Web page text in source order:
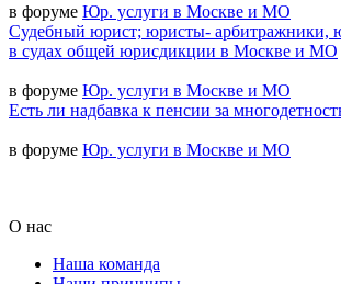
в форуме Юр. услуги в Москве и МО
Судебный юрист; юристы- арбитражники,
в судах общей юрисдикции в Москве и МО
в форуме Юр. услуги в Москве и МО
Есть ли надбавка к пенсии за
в форуме Юр. услуги в Москве и МО
О нас
Наша команда